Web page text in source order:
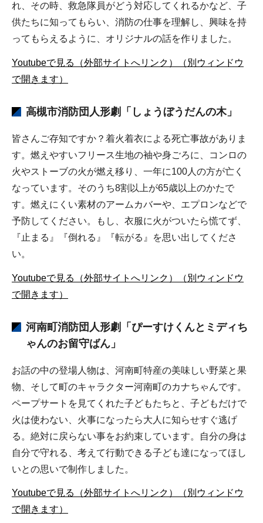
れ、その時、救急隊員がどう対応してくれるかなど、子
供たちに知ってもらい、消防の仕事を理解し、興味を持
ってもらえるように、オリジナルの話を作りました。
Youtubeで見る（外部サイトへリンク）（別ウィンドウ
で開きます）
高槻市消防団 人形劇「 しょうぼうだんの木」
皆さんご存知ですか？着火着衣による死亡事故がありま
す。燃えやすいフリース生地の袖や身ごろに、コンロの
火やストーブの火が燃え移り、一年に100人の方が亡く
なっています。そのうち8割以上が65歳以上のかたで
す。燃えにくい素材のアームカバーや、エプロンなどで
予防してください。もし、衣服に火がついたら慌てず、
『止まる』『倒れる』『転がる』を思い出してくださ
い。
Youtubeで見る（外部サイトへリンク）（別ウィンドウ
で開きます）
河南町消防団 人形劇
「ぴーすけくんとミディち
ゃんのお留守ばん」
お話の中の登場人物は、河南町特産の美味しい野菜と果
物、そして町のキャラクター河南町のカナちゃんです。
ペープサートを見てくれた子どもたちと、子どもだけで
火は使わない、火事になったら大人に知らせすぐ逃げ
る。絶対に戻らない事をお約束しています。自分の身は
自分で守れる、考えて行動できる子ども達になってほし
いとの思いで制作しました。
Youtubeで見る（外部サイトへリンク）（別ウィンドウ
で開きます）